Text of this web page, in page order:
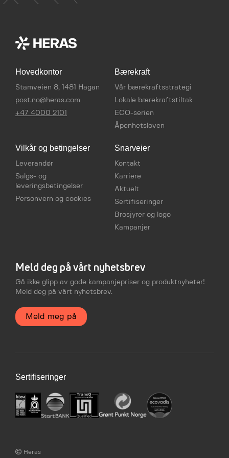
Hovedkontor
Stamveien 8, 1481 Hagan
post.no@heras.com
+47 4000 2101
Bærekraft
Vår bærekraftsstrategi
Lokale bærekraftstiltak
ECO-serien
Åpenhetsloven
Vilkår og betingelser
Leverandør
Salgs- og
leveringsbetingelser
Personvern og cookies
Snarveier
Kontakt
Karriere
Aktuelt
Sertifiseringer
Brosjyrer og logo
Kampanjer
Meld deg på vårt nyhetsbrev
Gå ikke glipp av gode kampanjepriser og produktnyheter!
Meld deg på vårt nyhetsbrev.
Meld meg på
Sertifiseringer
Heras